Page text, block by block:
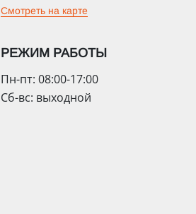
Смотреть на карте
РЕЖИМ РАБОТЫ
Пн-пт: 08:00-17:00
Сб-вс: выходной